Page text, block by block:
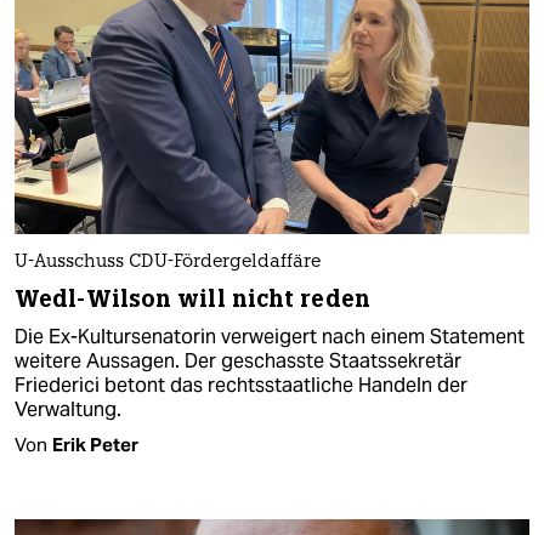
U-Ausschuss CDU-Fördergeldaffäre
Wedl-Wilson will nicht reden
Die Ex-Kultursenatorin verweigert nach einem Statement
weitere Aussagen. Der geschasste Staatssekretär
Friederici betont das rechtsstaatliche Handeln der
Verwaltung.
Von Erik Peter